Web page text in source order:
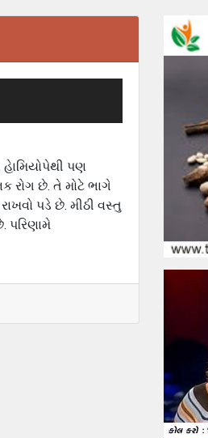
પણ
રોગ છે. તે મોટે ભાગે
પડે છે. મીઠી વસ્તુ
પરિણામે